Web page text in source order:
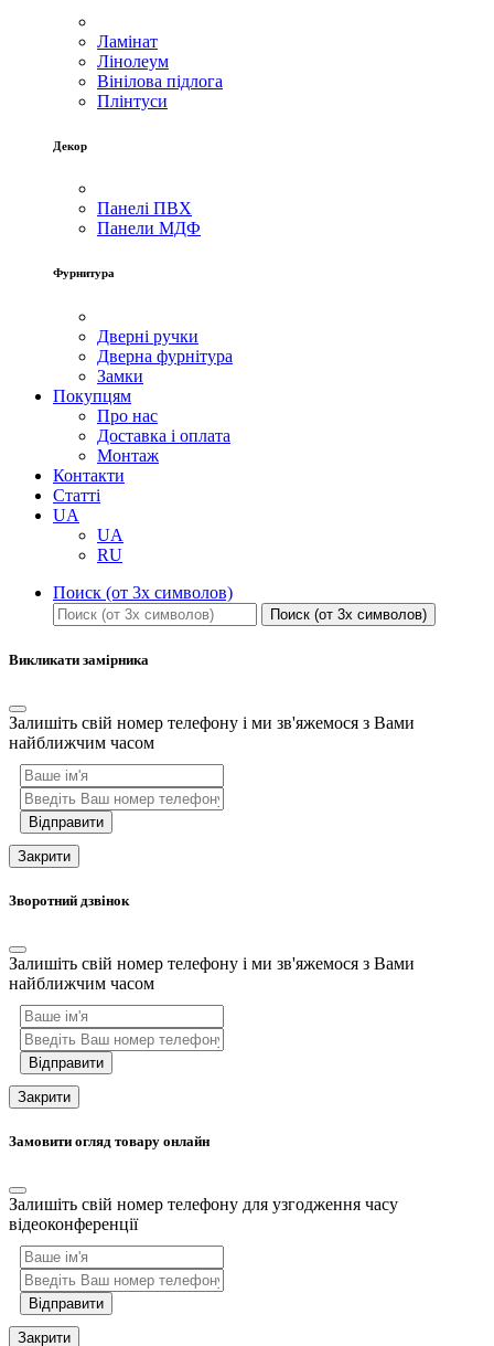
Ламінат
Лінолеум
Вінілова підлога
Плінтуси
Декор
Панелі ПВХ
Панели МДФ
Фурнитура
Дверні ручки
Дверна фурнітура
Замки
Покупцям
Про нас
Доставка і оплата
Монтаж
Контакти
Статті
UA
UA
RU
Поиск (от 3х символов)
Поиск (от 3х символов)
Викликати замірника
Залишіть свій номер телефону і ми зв'яжемося з Вами
найближчим часом
Відправити
Закрити
Зворотний дзвінок
Залишіть свій номер телефону і ми зв'яжемося з Вами
найближчим часом
Відправити
Закрити
Замовити огляд товару онлайн
Залишіть свій номер телефону для узгодження часу
відеоконференції
Відправити
Закрити